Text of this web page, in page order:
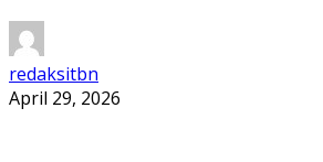
redaksitbn
April 29, 2026